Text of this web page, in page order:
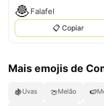
🧆 Falafel
📋 Copiar
Mais emojis de
🍇Uvas 🍈Melão 🍉